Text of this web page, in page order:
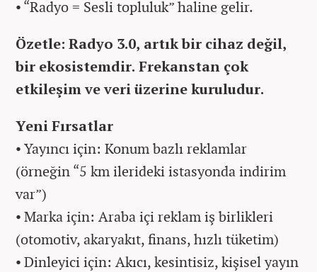
⦁ “Radyo = Sesli topluluk” haline gelir.
Özetle: Radyo 3.0, artık bir cihaz değil,
bir ekosistemdir. Frekanstan çok
etkileşim ve veri üzerine kuruludur.
Yeni Fırsatlar
⦁ Yayıncı için: Konum bazlı reklamlar
(örneğin “5 km ilerideki istasyonda indirim
var”)
⦁ Marka için: Araba içi reklam iş birlikleri
(otomotiv, akaryakıt, finans, hızlı tüketim)
⦁ Dinleyici için: Akıcı, kesintisiz, kişisel yayın